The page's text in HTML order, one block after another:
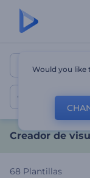
Creador de
68 Plantillas
Would you like